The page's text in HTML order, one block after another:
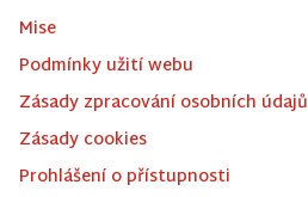
Mise
Podmínky užití webu
Zásady zpracování osobních údajů
Zásady cookies
Prohlášení o přístupnosti